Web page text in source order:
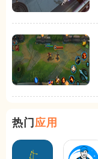
热门 应用